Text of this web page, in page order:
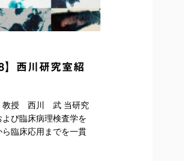
】西川研究室紹
教授 西川 武 当研究
び臨床病理検査学を
臨床応用までを一貫